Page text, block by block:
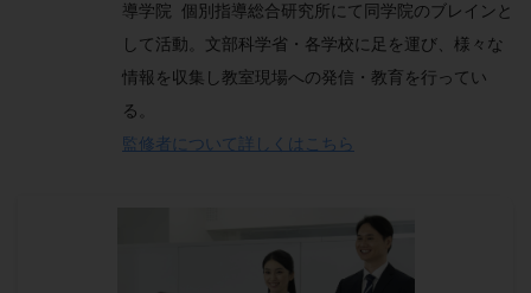
導学院 個別指導総合研究所にて同学院のブレインと
して活動。文部科学省・各学校に足を運び、様々な
情報を収集し教室現場への発信・教育を行ってい
る。
監修者について詳しくはこちら